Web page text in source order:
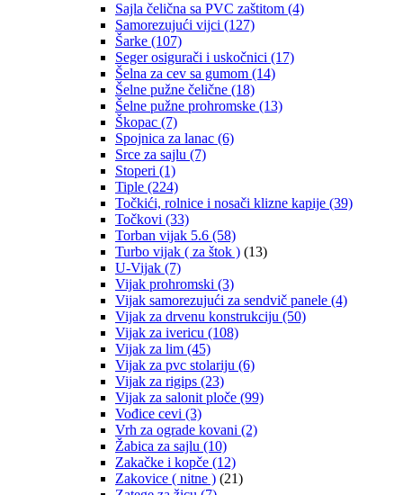
Sajla čelična sa PVC zaštitom (4)
Samorezujući vijci (127)
Šarke (107)
Seger osigurači i uskočnici (17)
Šelna za cev sa gumom (14)
Šelne pužne čelične (18)
Šelne pužne prohromske (13)
Škopac (7)
Spojnica za lanac (6)
Srce za sajlu (7)
Stoperi (1)
Tiple (224)
Točkići, rolnice i nosači klizne kapije (39)
Točkovi (33)
Torban vijak 5.6 (58)
Turbo vijak ( za štok ) (13)
U-Vijak (7)
Vijak prohromski (3)
Vijak samorezujući za sendvič panele (4)
Vijak za drvenu konstrukciju (50)
Vijak za ivericu (108)
Vijak za lim (45)
Vijak za pvc stolariju (6)
Vijak za rigips (23)
Vijak za salonit ploče (99)
Vođice cevi (3)
Vrh za ograde kovani (2)
Žabica za sajlu (10)
Zakačke i kopče (12)
Zakovice ( nitne ) (21)